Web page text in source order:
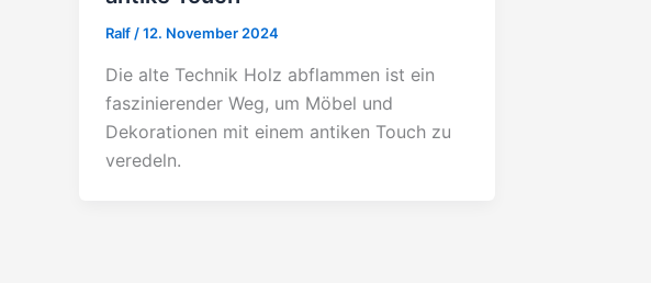
Ralf/12. November 2024
Die alte Technik Holz abflammen ist ein
faszinierender Weg, um Möbel und
Dekorationen mit einem antiken Touch zu
veredeln.